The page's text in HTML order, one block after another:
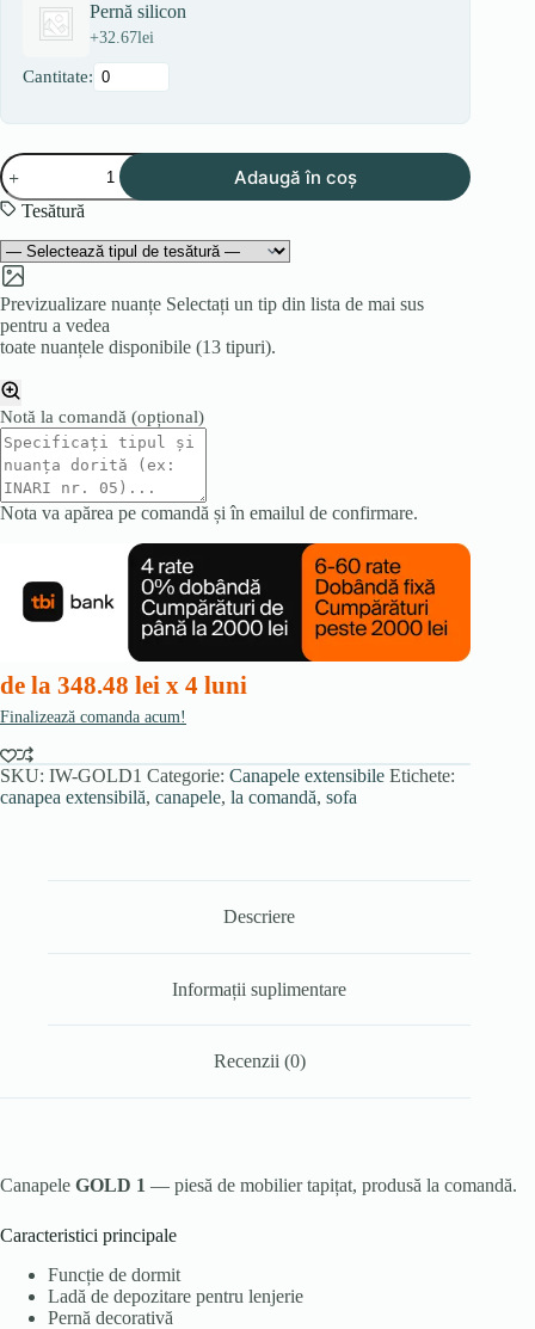
Pernă silicon
+32.67lei
Cantitate:
Cantitate
GOLD
1
Adaugă în coș
Tesătură
Previzualizare nuanțe Selectați un tip din lista de mai sus
pentru a vedea
toate nuanțele disponibile (13 tipuri).
Notă la comandă (opțional)
Nota va apărea pe comandă și în emailul de confirmare.
de la 348.48 lei x 4 luni
Finalizează comanda acum!
SKU: IW-GOLD1 Categorie: Canapele extensibile Etichete:
canapea extensibilă, canapele, la comandă, sofa
Descriere
Informații suplimentare
Recenzii (0)
Canapele GOLD 1 — piesă de mobilier tapițat, produsă la comandă.
Caracteristici principale
Funcție de dormit
Ladă de depozitare pentru lenjerie
Pernă decorativă